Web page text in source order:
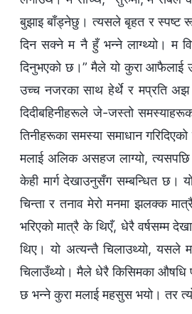
बुझाइ बाँड्नेछु। त्यसले बृहत र स्पष्ट
दिन सक्‍ने म नै हुँ भन्‍ने लाग्थ्यो। म
दिनुभएको छ।” मैले यो कुरा आफैलाई
उच्‍च नजरका साथ हेर्थे र मप्रति अझ
दिदीबहिनीहरूले जे-जस्तो
तिनीहरूका समस्या समाधान
मलाई अलिक असहज लाग्यो, त्यसपछि
केही मार्ग देखाउनुसँग सम्‍बन्धित छ।
चिन्ता र तनाव मेरो मनमा झलक्‍क
भरिएको मात्रै के थिएँ, धेरै वर्षसम्‍म
थिए। यो अत्यन्तै चिलाउथ्यो, यसले
चिलाउँथ्यो। मैले धेरै किसिमका औषधि
छ भन्‍ने कुरा मलाई महसुस भयो। तर